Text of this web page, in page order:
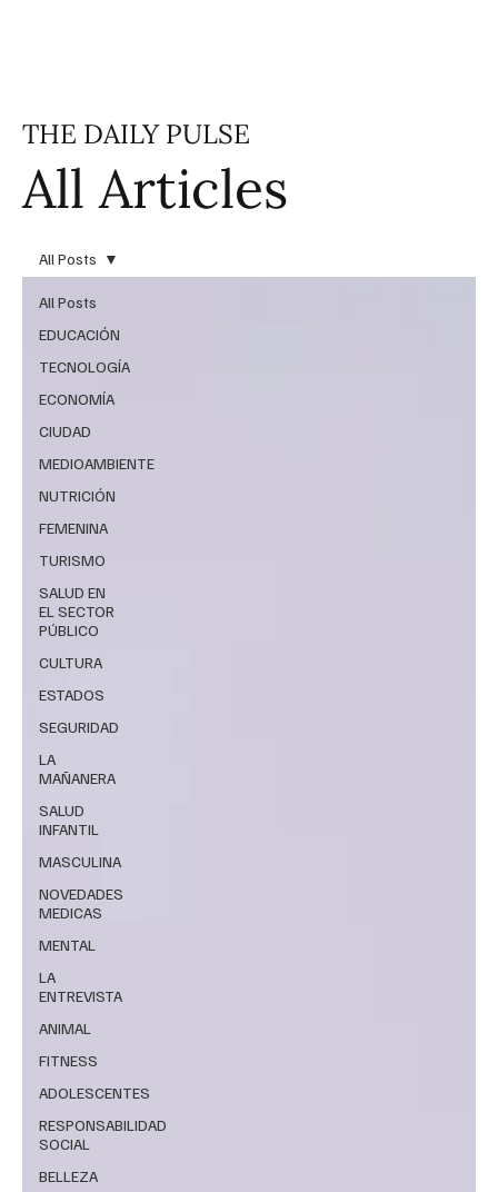
All Articles
THE DAILY PULSE
All Posts
EDUCACIÓN
TECNOLOGÍA
ECONOMÍA
CIUDAD
MEDIOAMBIENTE
NUTRICIÓN
FEMENINA
TURISMO
SALUD EN
EL SECTOR
PÚBLICO
CULTURA
ESTADOS
SEGURIDAD
LA
MAÑANERA
SALUD
INFANTIL
MASCULINA
NOVEDADES
MEDICAS
MENTAL
LA
ENTREVISTA
ANIMAL
FITNESS
ADOLESCENTES
RESPONSABILIDAD
SOCIAL
BELLEZA
All Posts